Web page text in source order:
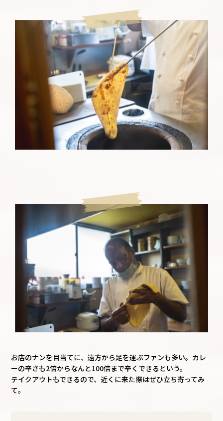
お店のナンを目当てに、遠方から足を運ぶファンも多い。カレ
ーの辛さも2倍からなんと100倍まで辛くできるという。
テイクアウトもできるので、近くに来た際はぜひ立ち寄ってみ
て。